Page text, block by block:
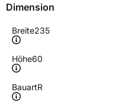
Dimension
Breite235
Höhe60
BauartR